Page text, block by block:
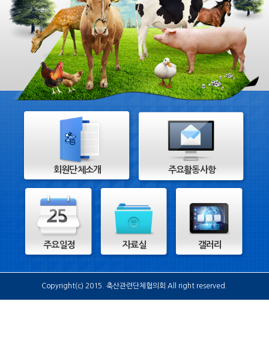
회원단체소개 주요활동사항
주요일정 자료실 갤러리
Copyright(c) 2015. 축산관련단체협의회 All right reserved.